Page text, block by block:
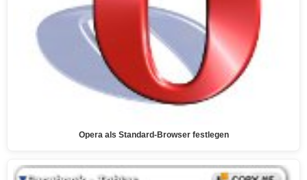
Opera als Standard-Browser festlegen